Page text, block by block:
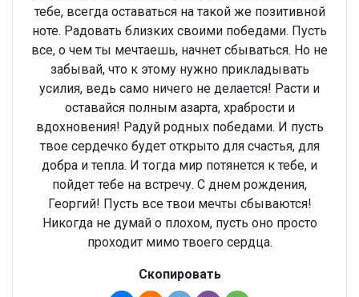
тебе, всегда оставаться на такой же позитивной
ноте. Радовать близких своими победами. Пусть
все, о чем ты мечтаешь, начнет сбываться. Но не
забывай, что к этому нужно прикладывать
усилия, ведь само ничего не делается! Расти и
оставайся полным азарта, храбрости и
вдохновения! Радуй родных победами. И пусть
твое сердечко будет открыто для счастья, для
добра и тепла. И тогда мир потянется к тебе, и
пойдет тебе на встречу. С днем рождения,
Георгий! Пусть все твои мечты сбываются!
Никогда не думай о плохом, пусть оно просто
проходит мимо твоего сердца.
Скопировать